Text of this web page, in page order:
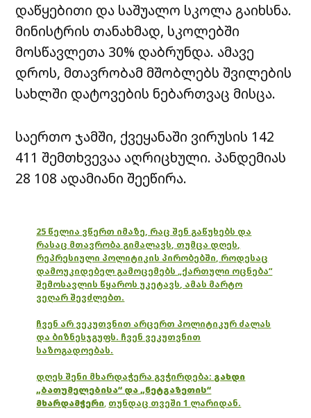
დაწყებითი და საშუალო სკოლა გაიხსნა.
მინისტრის თანახმად, სკოლებში
მოსწავლეთა 30% დაბრუნდა. ამავე
დროს, მთავრობამ მშობლებს შვილების
სახლში დატოვების ნებართვაც მისცა.
საერთო ჯამში, ქვეყანაში ვირუსის 142
411 შემთხვევაა აღრიცხული. პანდემიას
28 108 ადამიანი შეეწირა.
25 წელია ვწერთ იმაზე, რაც შენ გაწუხებს და
რასაც მთავრობა გიმალავს, თუმცა დღეს,
რეპრესიული პოლიტიკის პირობებში, როდესაც
დამოუკიდებელ გამოცემებს „ქართული ოცნება“
შემოსავლის წყაროს უკეტავს, ამას მარტო
ვეღარ შევძლებთ.
ჩვენ არ ვეკუთვნით არცერთ პოლიტიკურ ძალას
და ბიზნესჯგუფს. ჩვენ ვეკუთვნით
საზოგადოებას.
დღეს შენი მხარდაჭერა გვჭირდება: გახდი
„ბათუმელებისა“ და „ნეტგაზეთის“
მხარდამჭერი, თუნდაც თვეში 1 ლარიდან.